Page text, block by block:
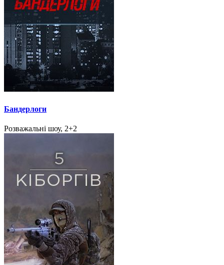
Бандерлоги
Розважальні шоу, 2+2